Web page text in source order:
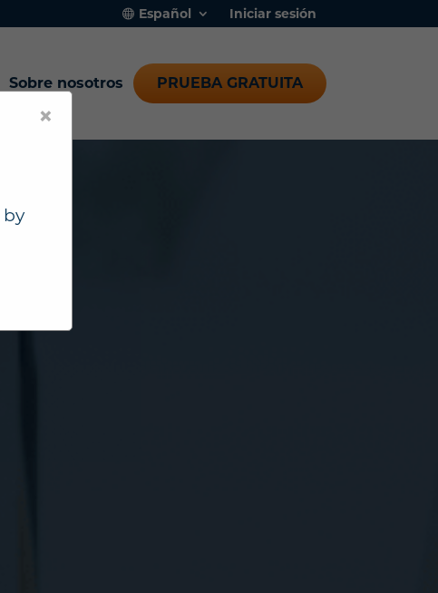
×
by
Español Iniciar sesión
Sobre nosotros PRUEBA GRATUITA